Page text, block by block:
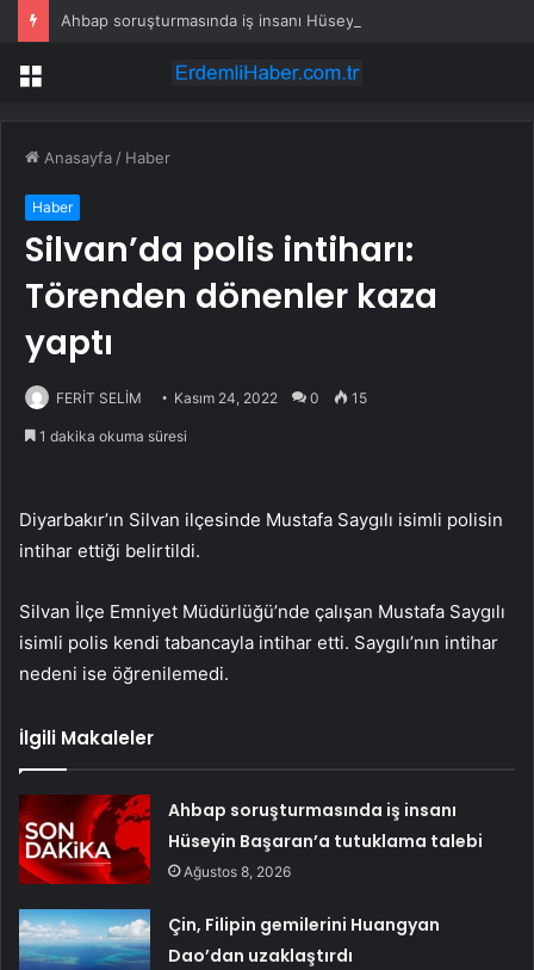
Menü
Anasayfa / Haber
Haber
Silvan’da polis intiharı:
Törenden dönenler kaza
yaptı
FERİT SELİM Kasım 24, 2022 0 15
1 dakika okuma süresi
Diyarbakır’ın Silvan ilçesinde Mustafa Saygılı isimli polisin
intihar ettiği belirtildi.
Silvan İlçe Emniyet Müdürlüğü’nde çalışan Mustafa Saygılı
isimli polis kendi tabancayla intihar etti. Saygılı’nın intihar
nedeni ise öğrenilemedi.
İlgili Makaleler
Ahbap soruşturmasında iş insanı
Hüseyin Başaran’a tutuklama talebi
Ağustos 8, 2026
Çin, Filipin gemilerini Huangyan
Dao’dan uzaklaştırdı